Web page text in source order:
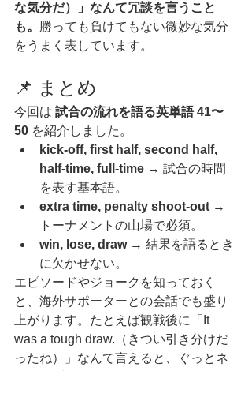
な気分だ）」なんて冗談を言うこと
も。 勝っても負けてもない微妙な気分
をうまく表しています。
📌 まとめ
今回は 試合の流れを語る英単語 41〜
50 を紹介しました。
kick-off, first half, second half,
half-time, full-time → 試合の時間
を表す基本語。
extra time, penalty shoot-out →
トーナメントの山場で必須。
win, lose, draw → 結果を語るとき
に欠かせない。
エピソードやジョークを知っておく
と、海外サポーターとの会話でも盛り
上がります。たとえば観戦後に「It
was a tough draw.（きつい引き分けだ
ったね）」なんて言えると、ぐっとネ